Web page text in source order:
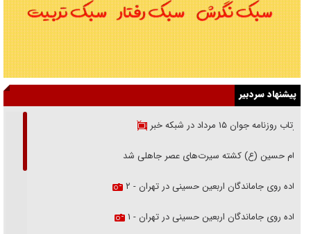
پیشنهاد سردبیر
بازتاب روزنامه جوان ۱۵ مرداد در شبکه خبر
امام حسین (ع) کشته سیرت‌های عصر جاهلی شد
پیاده روی جاماندگان اربعین حسینی در تهران - ۲
پیاده روی جاماندگان اربعین حسینی در تهران - ۱